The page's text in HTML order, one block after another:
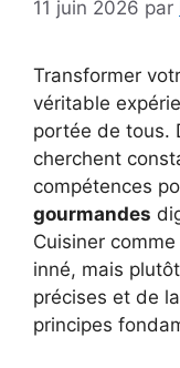
11 juin 2026 par
Transformer
véritable
portée de tous.
cherchent
compétences
gourmandes
Cuisiner
inné, mais
précises et de
principes